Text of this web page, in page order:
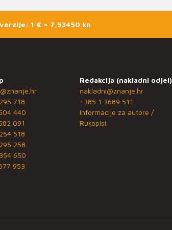
1 € = 7,53450 kn
718
440
091
518
258
650
953
Redakcija (nakladni odjel)
nakladni@znanje.hr
+385 1 3689 511
Informacije za autore /
Rukopisi